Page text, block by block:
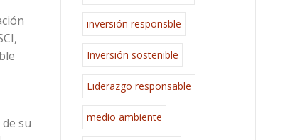
su
inversión responsble
Inversión sostenible
Liderazgo responsable
medio ambiente